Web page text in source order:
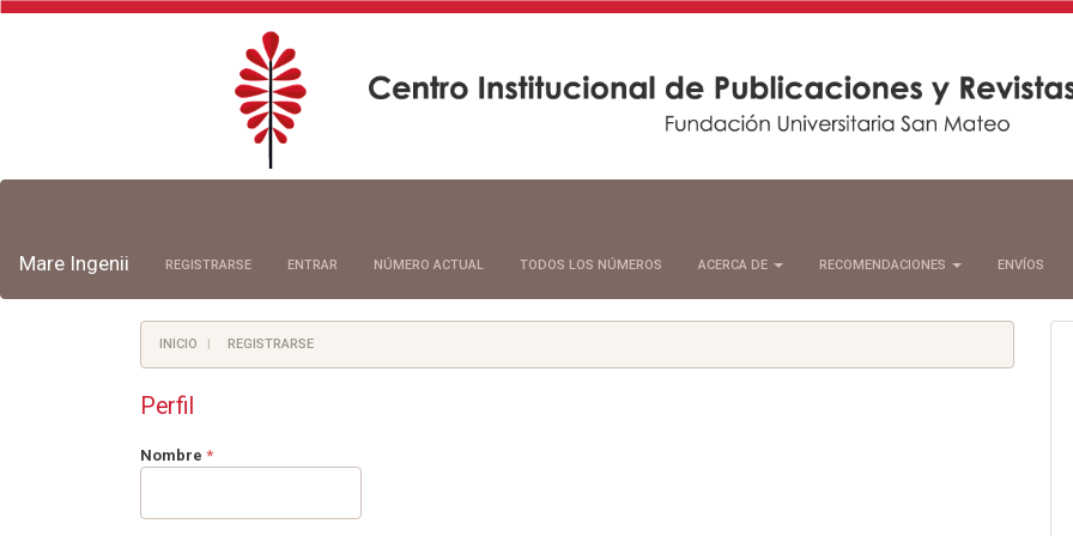
principal
Barra
lateral
Mare Ingenii REGISTRARSE ENTRAR NÚMERO ACTUAL TODOS LOS NÚMEROS ACERCA DE RECOMENDACIONES ENVÍOS
INICIO REGISTRARSE
Perfil
Nombre *Obligatorio